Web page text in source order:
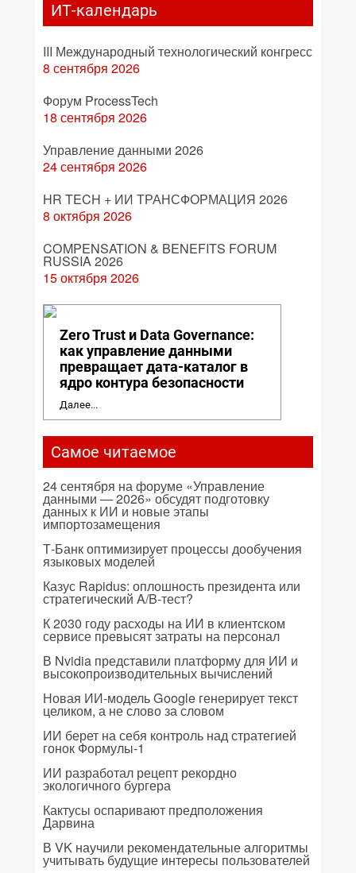
ИТ-календарь
III Международный технологический конгресс
8 сентября 2026
Форум ProcessTech
18 сентября 2026
Управление данными 2026
24 сентября 2026
HR TECH + ИИ ТРАНСФОРМАЦИЯ 2026
8 октября 2026
COMPENSATION & BENEFITS FORUM
RUSSIA 2026
15 октября 2026
Zero Trust и Data Governance:
как управление данными
превращает дата-каталог в
ядро контура безопасности
Далее...
Самое читаемое
24 сентября на форуме «Управление
данными — 2026» обсудят подготовку
данных к ИИ и новые этапы
импортозамещения
Т-Банк оптимизирует процессы дообучения
языковых моделей
Казус Rapidus: оплошность президента или
стратегический A/B-тест?
К 2030 году расходы на ИИ в клиентском
сервисе превысят затраты на персонал
В Nvidia представили платформу для ИИ и
высокопроизводительных вычислений
Новая ИИ-модель Google генерирует текст
целиком, а не слово за словом
ИИ берет на себя контроль над стратегией
гонок Формулы-1
ИИ разработал рецепт рекордно
экологичного бургера
Кактусы оспаривают предположения
Дарвина
В VK научили рекомендательные алгоритмы
учитывать будущие интересы пользователей